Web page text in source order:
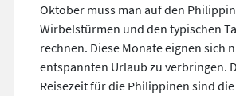
Oktober muss man auf den
Wirbelstürmen und den typischen
rechnen. Diese Monate eignen sich
entspannten Urlaub zu verbringen.
Reisezeit für die Philippinen sind